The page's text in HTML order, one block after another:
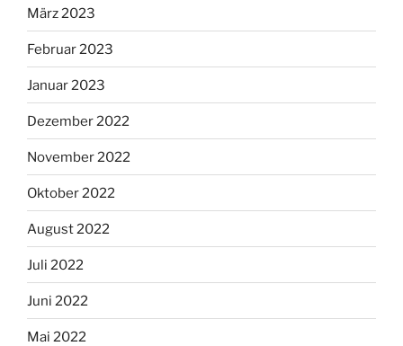
März 2023
Februar 2023
Januar 2023
Dezember 2022
November 2022
Oktober 2022
August 2022
Juli 2022
Juni 2022
Mai 2022